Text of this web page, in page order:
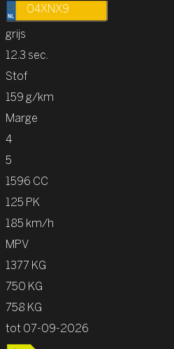
04XNX9
grijs
12.3 sec.
Stof
159 g/km
Marge
4
5
1596 CC
125 PK
185 km/h
MPV
1377 KG
750 KG
758 KG
tot 07-09-2026